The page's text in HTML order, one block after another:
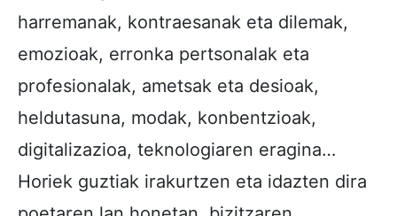
harremanak, kontraesanak eta dilemak,
emozioak, erronka pertsonalak eta
profesionalak, ametsak eta desioak,
heldutasuna, modak, konbentzioak,
digitalizazioa, teknologiaren eragina…
Horiek guztiak irakurtzen eta idazten dira